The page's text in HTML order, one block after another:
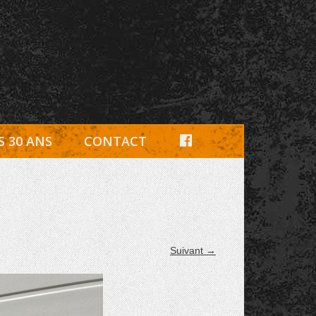
détachées Rambouillet
30 ANS CONTACT
F
A
C
E
B
O
O
Suivant →